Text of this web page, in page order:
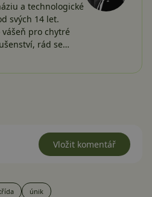
a technologické
svých 14 let.
pro chytré
rád se…
Vložit komentář
únik